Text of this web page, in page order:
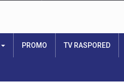
PROMO TV RASPORED